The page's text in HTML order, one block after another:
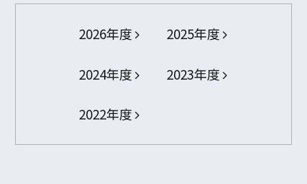
2026年度 2025年度
2024年度 2023年度
2022年度